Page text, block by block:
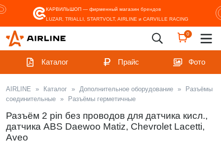
КАРВИЛЬШОП — фирменный магазин брендов
LUZAR, TRIALLI, STARTVOLT, AIRLINE и CARVILLE RACING
0
Каталог Прайс Фото
AIRLINE » Каталог » Дополнительное оборудование »
Разъёмы
соединительные » Разъёмы герметичные
Разъём 2 pin без проводов для датчика кисл.,
датчика ABS Daewoo Matiz, Chevrolet Lacetti,
Aveo